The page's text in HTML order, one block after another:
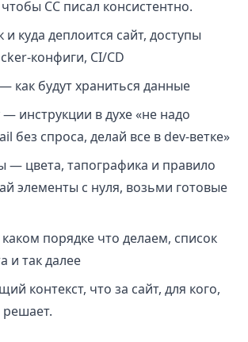
CC писал консистентно.
куда деплоится сайт, доступы
конфиги, CI/CD
как будут храниться данные
инструкции в духе «не надо
без спроса, делай все в dev-ветке»
— цвета, тапографика и правило
элементы с нуля, возьми готовые
порядке что делаем, список
и так далее
контекст, что за сайт, для кого,
решает.